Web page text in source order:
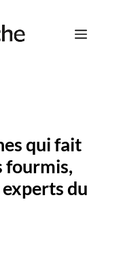
Menu
qui fait
fourmis,
du